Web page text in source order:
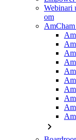
Webinari
om
chevron_right